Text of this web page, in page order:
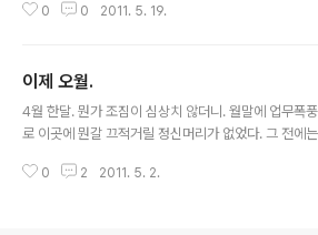
수 있을까..? good night.
0 0 2011. 5. 19.
이제 오월.
4월 한달. 뭔가 조짐이 심상치 않더니. 월말에 업무폭
로 이곳에 뭔갈 끄적거릴 정신머리가 없었다. 그 전에
주 일, 월 광주 출장. 지난주 화, 수 폭풍업무. 지난주 목,
0 2 2011. 5. 2.